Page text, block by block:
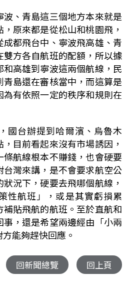
、青島這三個地方本來就是
原來都是從松山和桃園飛，
都飛台中、寧波飛高雄、青
方各自航班的配額，所以據
高雄到寧波這兩個航線，民
島還在審核當中，而這算是
有依照一定的秩序和規則在
國台辦提到哈爾濱、烏魯木
目前看起來沒有市場誘因，
航線根本不賺錢，也會硬要
灣來講，是不會要求航空公
況下，硬要去飛哪個航線，
性航班」，或是其實虧損累
補貼飛航的航班。至於直航和
，還是希望兩邊經由「小兩
能夠趕快回應。
回新聞總覽 回上頁